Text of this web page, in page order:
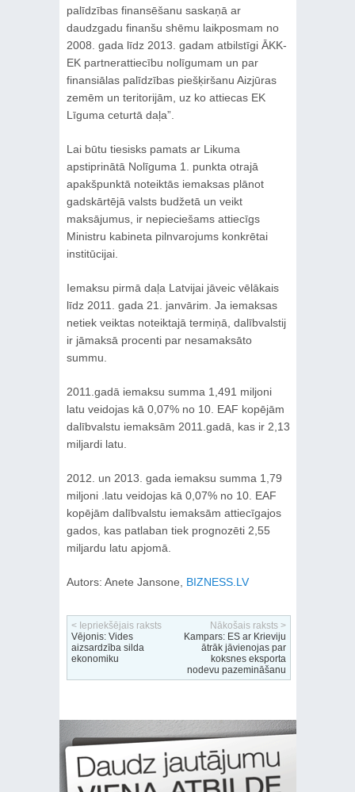
palīdzības finansēšanu saskaņā ar
daudzgadu finanšu shēmu laikposmam no
2008. gada līdz 2013. gadam atbilstīgi ĀKK-
EK partnerattiecību nolīgumam un par
finansiālas palīdzības piešķiršanu Aizjūras
zemēm un teritorijām, uz ko attiecas EK
Līguma ceturtā daļa”.
Lai būtu tiesisks pamats ar Likuma
apstiprinātā Nolīguma 1. punkta otrajā
apakšpunktā noteiktās iemaksas plānot
gadskārtējā valsts budžetā un veikt
maksājumus, ir nepieciešams attiecīgs
Ministru kabineta pilnvarojums konkrētai
institūcijai.
Iemaksu pirmā daļa Latvijai jāveic vēlākais
līdz 2011. gada 21. janvārim. Ja iemaksas
netiek veiktas noteiktajā termiņā, dalībvalstij
ir jāmaksā procenti par nesamaksāto
summu.
2011.gadā iemaksu summa 1,491 miljoni
latu veidojas kā 0,07% no 10. EAF kopējām
dalībvalstu iemaksām 2011.gadā, kas ir 2,13
miljardi latu.
2012. un 2013. gada iemaksu summa 1,79
miljoni .latu veidojas kā 0,07% no 10. EAF
kopējām dalībvalstu iemaksām attiecīgajos
gados, kas patlaban tiek prognozēti 2,55
miljardu latu apjomā.
Autors: Anete Jansone, BIZNESS.LV
< Iepriekšējais raksts
Vējonis: Vides
aizsardzība silda
ekonomiku
Nākošais raksts >
Kampars: ES ar Krieviju
ātrāk jāvienojas par
koksnes eksporta
nodevu pazemināšanu